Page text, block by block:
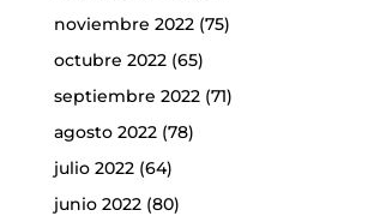
noviembre 2022(75)
octubre 2022(65)
septiembre 2022(71)
agosto 2022(78)
julio 2022(64)
junio 2022(80)